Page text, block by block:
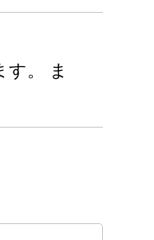
す。 ま